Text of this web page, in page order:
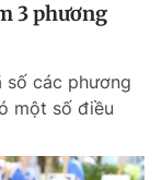
3 phương
số các phương
một số điều